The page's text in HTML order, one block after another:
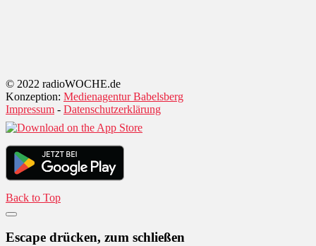
© 2022 radioWOCHE.de
Konzeption: Medienagentur Babelsberg
Impressum - Datenschutzerklärung
Back to Top
Escape drücken, zum schließen